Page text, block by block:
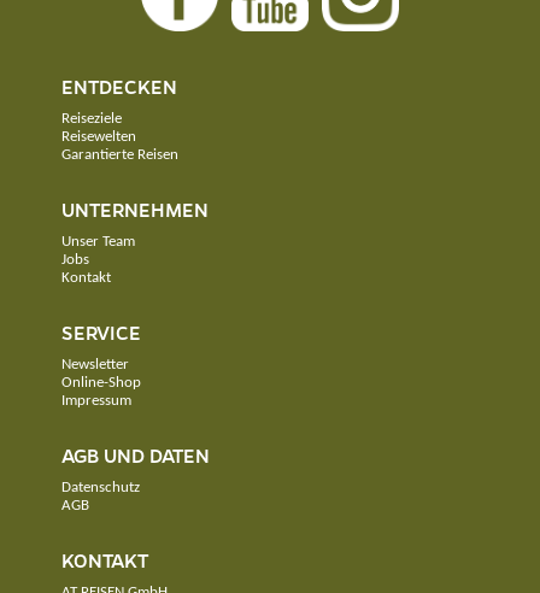
ENTDECKEN
Reiseziele
Reisewelten
Garantierte Reisen
UNTERNEHMEN
Unser Team
Jobs
Kontakt
SERVICE
Newsletter
Online-Shop
Impressum
AGB UND DATEN
Datenschutz
AGB
KONTAKT